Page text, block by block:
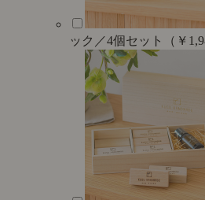
ック／4個セット（￥